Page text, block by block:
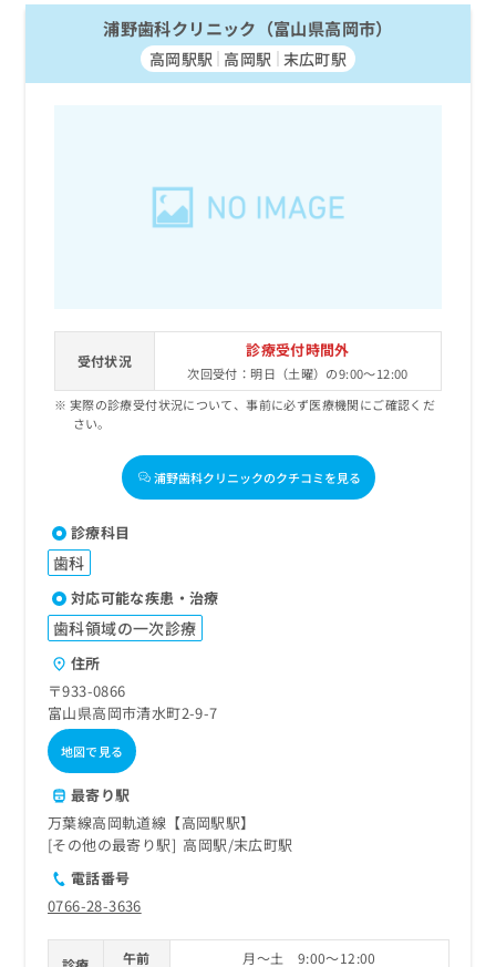
浦野歯科クリニック（富山県高岡市）
高岡駅駅 高岡駅 末広町駅
受付状況
診療受付時間外
次回受付：明日（土曜）の9:00～12:00
実際の診療受付状況について、事前に必ず医療機関にご確認くだ
さい。
浦野歯科クリニックのクチコミを見る
診療科目
歯科
対応可能な疾患・治療
歯科領域の一次診療
住所
〒933-0866
富山県高岡市清水町2-9-7
地図で見る
最寄り駅
万葉線高岡軌道線【高岡駅駅】
その他の最寄り駅
高岡駅 末広町駅
電話番号
0766-28-3636
午前 月～土 9:00～12:00